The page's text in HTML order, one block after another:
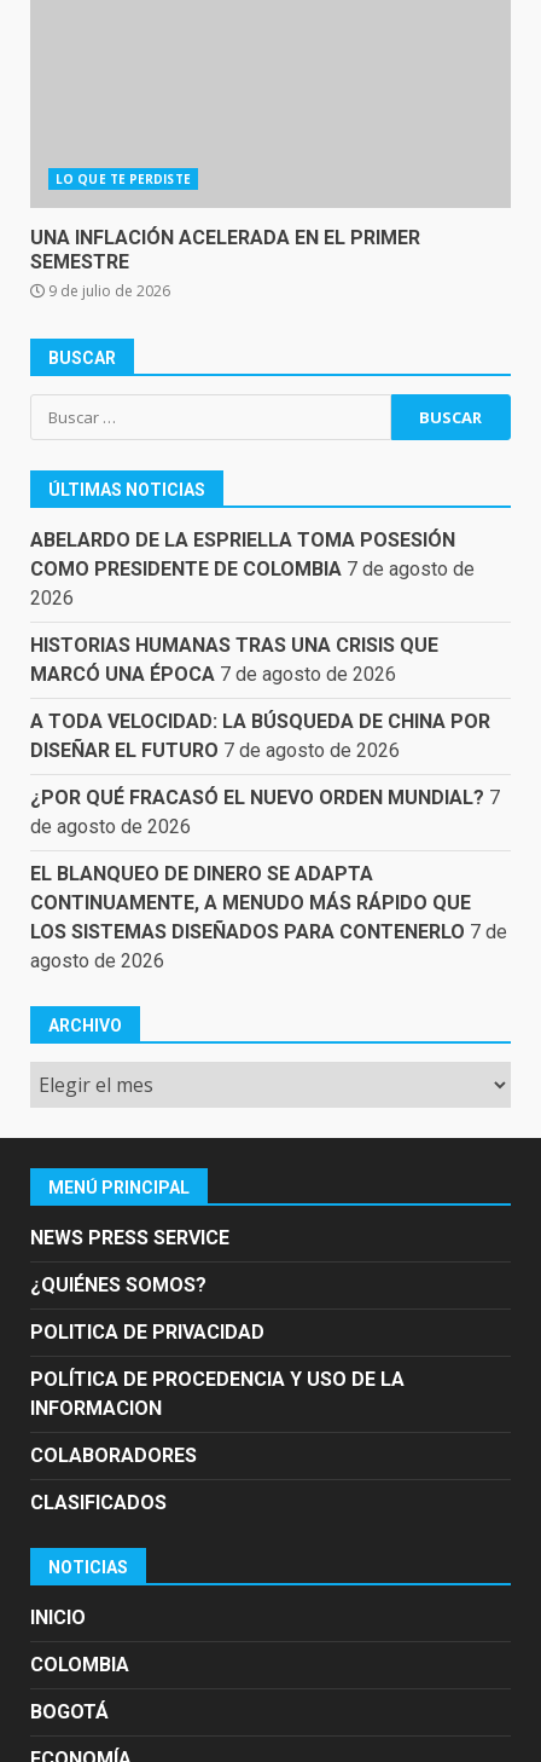
LO QUE TE PERDISTE
UNA INFLACIÓN ACELERADA EN EL PRIMER
SEMESTRE
9 de julio de 2026
BUSCAR
Buscar:
ÚLTIMAS NOTICIAS
ABELARDO DE LA ESPRIELLA TOMA POSESIÓN
COMO PRESIDENTE DE COLOMBIA 7 de agosto de
2026
HISTORIAS HUMANAS TRAS UNA CRISIS QUE
MARCÓ UNA ÉPOCA 7 de agosto de 2026
A TODA VELOCIDAD: LA BÚSQUEDA DE CHINA POR
DISEÑAR EL FUTURO 7 de agosto de 2026
¿POR QUÉ FRACASÓ EL NUEVO ORDEN MUNDIAL? 7
de agosto de 2026
EL BLANQUEO DE DINERO SE ADAPTA
CONTINUAMENTE, A MENUDO MÁS RÁPIDO QUE
LOS SISTEMAS DISEÑADOS PARA CONTENERLO 7 de
agosto de 2026
ARCHIVO
Archivo
MENÚ PRINCIPAL
NEWS PRESS SERVICE
¿QUIÉNES SOMOS?
POLITICA DE PRIVACIDAD
POLÍTICA DE PROCEDENCIA Y USO DE LA
INFORMACION
COLABORADORES
CLASIFICADOS
NOTICIAS
INICIO
COLOMBIA
BOGOTÁ